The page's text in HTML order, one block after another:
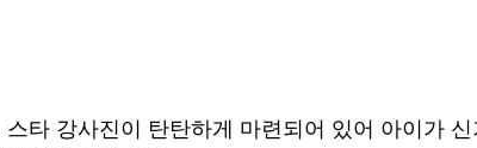
타 강사진이 탄탄하게 마련되어 있어 아이가